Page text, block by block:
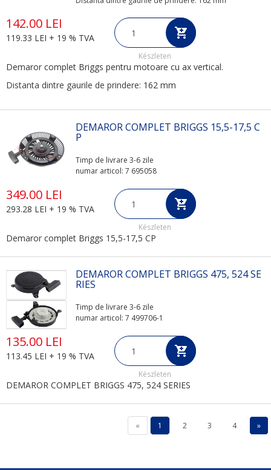
142.00 LEI
119.33 LEI + 19 % TVA
Készleten
Demaror complet Briggs pentru motoare cu ax vertical.
Distanta dintre gaurile de prindere: 162 mm
DEMAROR COMPLET BRIGGS 15,5-17,5 C
P
Timp de livrare 3-6 zile
numar articol: 7 695058
349.00 LEI
293.28 LEI + 19 % TVA
Készleten
Demaror complet Briggs 15,5-17,5 CP
DEMAROR COMPLET BRIGGS 475, 524 SE
RIES
Timp de livrare 3-6 zile
numar articol: 7 499706-1
135.00 LEI
113.45 LEI + 19 % TVA
Készleten
DEMAROR COMPLET BRIGGS 475, 524 SERIES
« 1 2 3 4 »